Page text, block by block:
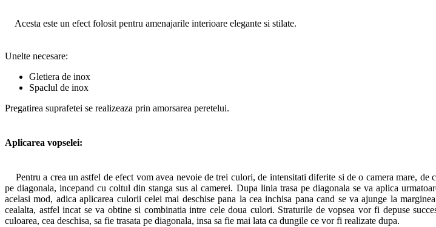
Acesta este un efect folosit pentru amenajarile interioare elegante si stilate.
Unelte necesare:
Gletiera de inox
Spaclul de inox
Pregatirea suprafetei se realizeaza prin amorsarea peretelui.
Aplicarea vopselei:
Pentru a crea un astfel de efect vom avea nevoie de trei culori, de intensitati diferite si de o camera mare,
pe diagonala, incepand cu coltul din stanga sus al camerei. Dupa linia trasa pe diagonala se va aplica
acelasi mod, adica aplicarea culorii celei mai deschise pana la cea inchisa pana cand se va ajunge la
cealalta, astfel incat se va obtine si combinatia intre cele doua culori. Straturile de vopsea vor fi depuse
culoarea, cea deschisa, sa fie trasata pe diagonala, insa sa fie mai lata ca dungile ce vor fi realizate dupa.